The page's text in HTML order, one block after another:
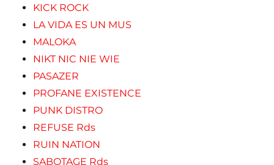
KICK ROCK
LA VIDA ES UN MUS
MALOKA
NIKT NIC NIE WIE
PASAZER
PROFANE EXISTENCE
PUNK DISTRO
REFUSE Rds
RUIN NATION
SABOTAGE Rds